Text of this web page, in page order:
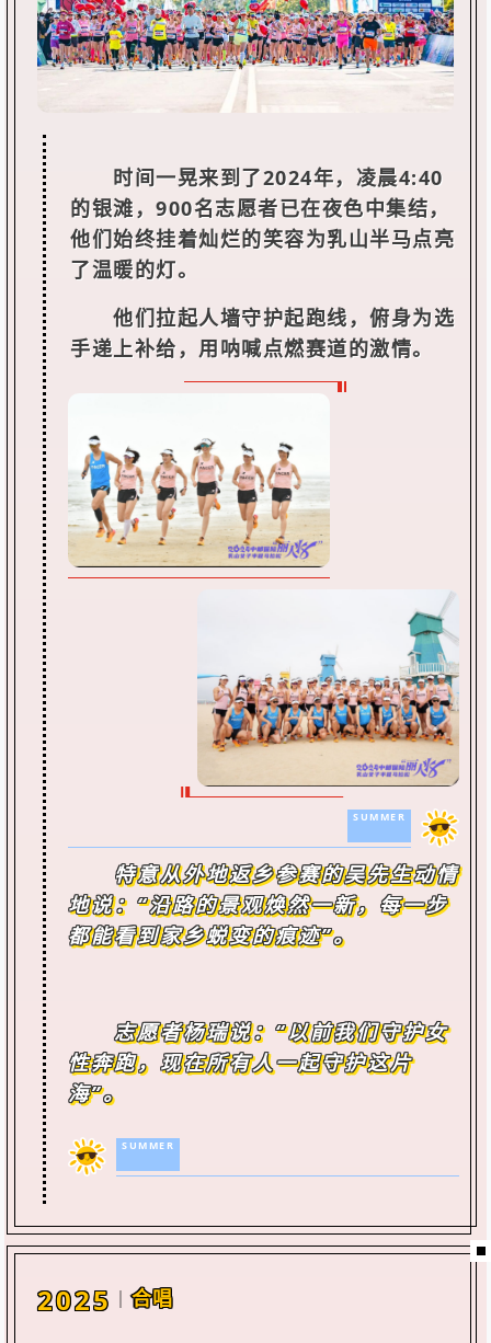
时间一晃来到了2024年，凌晨4:40
的银滩，900名志愿者已在夜色中集结，
他们始终挂着灿烂的笑容为乳山半马点亮
了温暖的灯。
他们拉起人墙守护起跑线，俯身为选
手递上补给，用呐喊点燃赛道的激情。
SUMMER
特意从外地返乡参赛的吴先生动情
地说：“沿路的景观焕然一新，每一步
都能看到家乡蜕变的痕迹”。
志愿者杨瑞说：“以前我们守护女
性奔跑，现在所有人一起守护这片
海”。
SUMMER
2025 ｜合唱